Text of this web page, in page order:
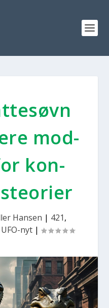
mod­
kon­
Hansen | 421,
UFO-nyt|